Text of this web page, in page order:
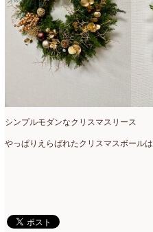
シンプルモダンなクリスマスリース
やっぱりえらばれたクリスマスボール